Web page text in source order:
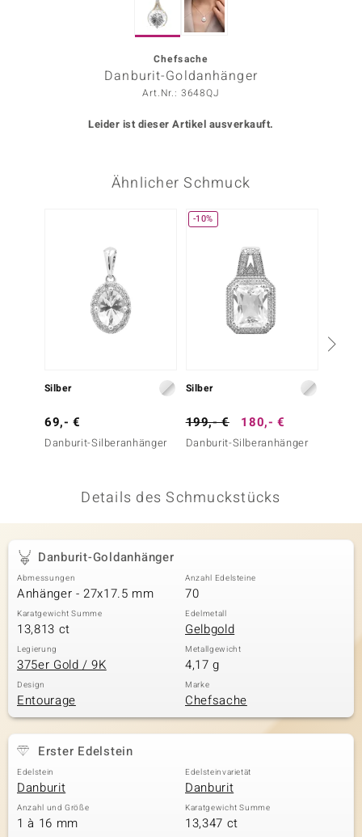
Collection
Classics
Chefsache
Danburit-Goldanhänger
Art.Nr.: 3648QJ
Leider ist dieser Artikel ausverkauft.
Ähnlicher Schmuck
Silber
69,- €
Danburit-Silberanhänger
-10%
Silber
199,- € 180,- €
Danburit-Silberanhänger
Details des Schmuckstücks
Danburit-Goldanhänger
Abmessungen
Anhänger - 27x17.5 mm
Anzahl Edelsteine
70
Karatgewicht Summe
13,813 ct
Edelmetall
Gelbgold
Legierung
375er Gold / 9K
Metallgewicht
4,17 g
Design
Entourage
Marke
Chefsache
Erster Edelstein
Edelstein
Danburit
Edelsteinvarietät
Danburit
Anzahl und Größe
1 à 16 mm
Karatgewicht Summe
13,347 ct